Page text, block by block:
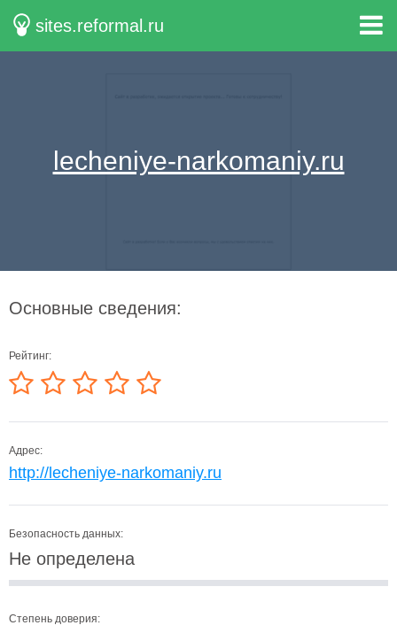
sites.reformal.ru
lecheniye-narkomaniy.ru
Основные сведения:
Рейтинг:
Адрес:
http://lecheniye-narkomaniy.ru
Безопасность данных:
Не определена
Степень доверия: